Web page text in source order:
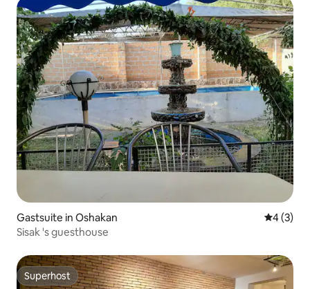
Gastsuite in Oshakan
4 (3)
Sisak 's guesthouse
Superhost
Superhost